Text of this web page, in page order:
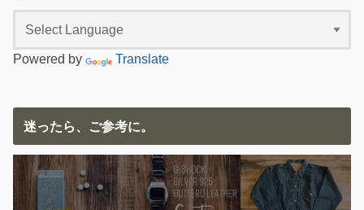
Powered by Translate
迷ったら、ご参考に。